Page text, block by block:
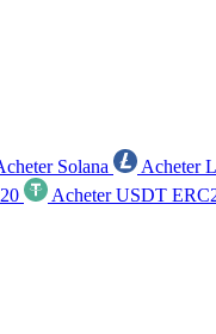
Solana Acheter
Acheter USDT